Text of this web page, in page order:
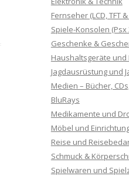
Fernseher (LCD, TFT &
Spiele-Konsolen (Psx
Geschenke &
Haushaltsgeräte und
Jagdausrüstung und
Medien – Bücher,
BluRays
Medikamente und
Möbel und
Reise und
Schmuck &
Spielwaren und